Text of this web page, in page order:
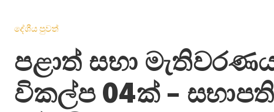
දේශීය පුවත්
පළාත් සභා
විකල්ප 04ක් –